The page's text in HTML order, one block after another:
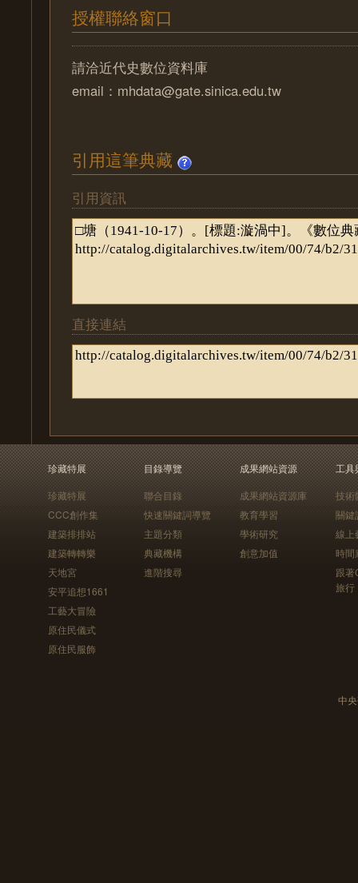
授權聯絡窗口
請洽近代史數位資料庫
email：mhdata@gate.sinica.edu.tw
引用這筆典藏
引用資訊
直接連結
珍藏特展
珍藏特展
CCC創作集
建築排排站
建築轉轉樂
天地宮
安平追想1661
工藝大冒險
原住民儀式
原住民服飾
目錄導覽
聯合目錄
快速關鍵詞導覽
主題分類
典藏機構
進階搜尋
成果網站資源
成果網站資源庫
教育學習
學術研究
創意加值
工具
技術
關鍵
線上
時間
跟
旅行
中